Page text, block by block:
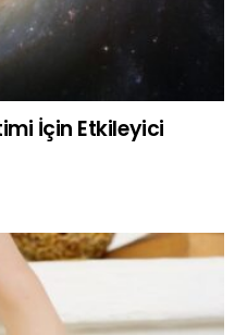
İçin Etkileyici